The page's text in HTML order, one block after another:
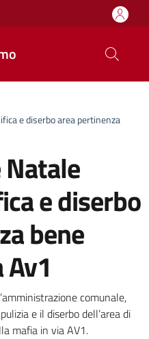
e diserbo area pertinenza
e diserbo
bene
comunale,
e il diserbo dell’area di
mafia in via AV1.